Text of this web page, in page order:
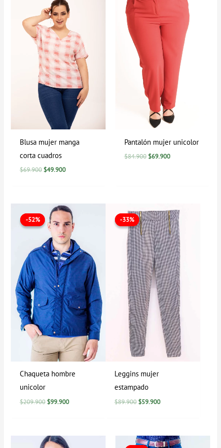
Blusa mujer manga
corta cuadros
$69.900
$69.900.
$49.900
$49.900.
Pantalón mujer unicolor
$84.900
$84.900.
$69.900
$69.900.
-52%
-52%
Chaqueta hombre
unicolor
$209.900
precio
original
era:
$209.900.
$99.900
El
precio
actual
es:
$99.900.
-33%
-33%
Leggins mujer
estampado
$89.900
precio
original
era:
$89.900.
$59.900
precio
actual
es:
$59.900.
Rango
Rango